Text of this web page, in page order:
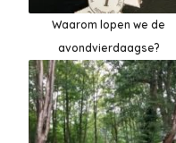
Waarom lopen we de
avondvierdaagse?